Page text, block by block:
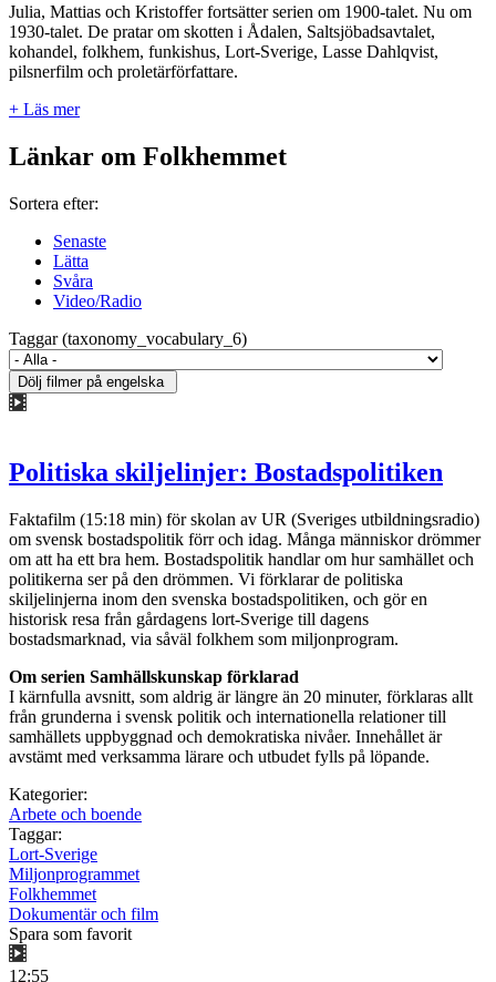
Julia, Mattias och Kristoffer fortsätter serien om 1900-talet. Nu om
1930-talet. De pratar om skotten i Ådalen, Saltsjöbadsavtalet,
kohandel, folkhem, funkishus, Lort-Sverige, Lasse Dahlqvist,
pilsnerfilm och proletärförfattare.
+ Läs mer
Länkar om Folkhemmet
Sortera efter:
Senaste
Lätta
Svåra
Video/Radio
Taggar (taxonomy_vocabulary_6)
Politiska skiljelinjer: Bostadspolitiken
Faktafilm (15:18 min) för skolan av UR (Sveriges utbildningsradio)
om svensk bostadspolitik förr och idag. Många människor drömmer
om att ha ett bra hem. Bostadspolitik handlar om hur samhället och
politikerna ser på den drömmen. Vi förklarar de politiska
skiljelinjerna inom den svenska bostadspolitiken, och gör en
historisk resa från gårdagens lort-Sverige till dagens
bostadsmarknad, via såväl folkhem som miljonprogram.
Om serien Samhällskunskap förklarad
I kärnfulla avsnitt, som aldrig är längre än 20 minuter, förklaras allt
från grunderna i svensk politik och internationella relationer till
samhällets uppbyggnad och demokratiska nivåer. Innehållet är
avstämt med verksamma lärare och utbudet fylls på löpande.
Kategorier:
Arbete och boende
Taggar:
Lort-Sverige
Miljonprogrammet
Folkhemmet
Dokumentär och film
Spara som favorit
12:55